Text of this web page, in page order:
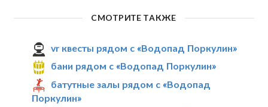
СМОТРИТЕ ТАКЖЕ
vr квесты рядом с «Водопад Поркулин»
бани рядом с «Водопад Поркулин»
батутные залы рядом с «Водопад
Поркулин»